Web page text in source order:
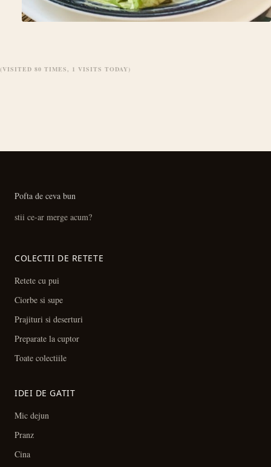
(VISITED 80 TIMES, 1 VISITS TODAY)
Pofta de ceva bun
stii ce-ar merge acum?
COLECTII DE RETETE
Retete cu pui
Ciorbe si supe
Prajituri si deserturi
Preparate la cuptor
Toate colectiile
IDEI DE GATIT
Mic dejun
Pranz
Cina